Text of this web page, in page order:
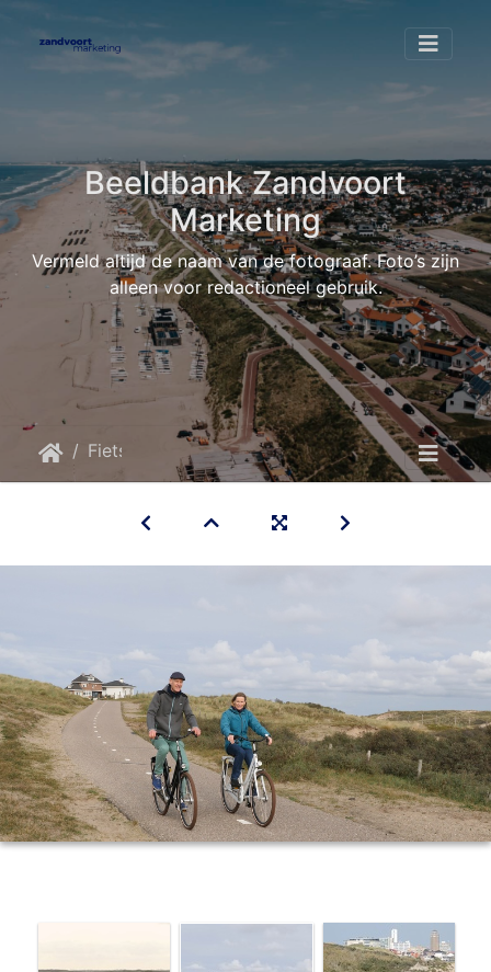
Beeldbank Zandvoort
Marketing
Vermeld altijd de naam van de fotograaf. Foto’s zijn
alleen voor redactioneel gebruik.
Fietsen Fietsen © Brothers United Still005